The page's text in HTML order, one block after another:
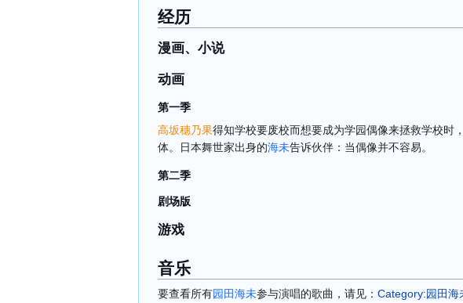
经历
漫画、小说
动画
第一季
高坂穗乃果得知学校要废校而想要成为学园偶像来拯救学校时，
体。日本舞世家出身的海未告诉伙伴：当偶像并不容易。
第二季
剧场版
游戏
音乐
要查看所有园田海未参与演唱的歌曲，请见： Category:园田海